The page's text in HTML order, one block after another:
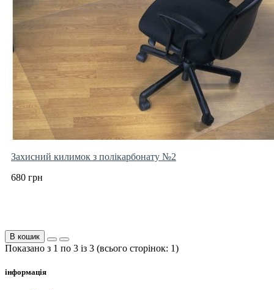
Захисний килимок з полікарбонату №2
680 грн
В кошик
Показано з 1 по 3 із 3 (всього сторінок: 1)
інформація